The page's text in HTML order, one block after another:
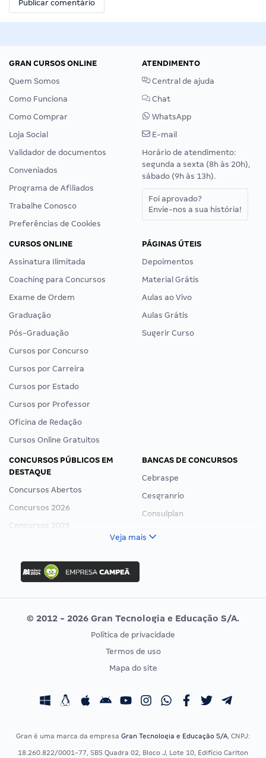
GRAN CURSOS ONLINE
Quem Somos
Como Funciona
Como Comprar
Loja Social
Validador de documentos
Conveniados
Programa de Afiliados
Trabalhe Conosco
Preferências de Cookies
ATENDIMENTO
Central de ajuda
Chat
WhatsApp
E-mail
Horário de atendimento:
segunda a sexta (8h às 20h),
sábado (9h às 13h).
Foi aprovado?
Envie-nos a sua história!
CURSOS ONLINE
Assinatura Ilimitada
Coaching para Concursos
Exame de Ordem
Graduação
Pós-Graduação
Cursos por Concurso
Cursos por Carreira
Cursos por Estado
Cursos por Professor
Oficina de Redação
Cursos Online Gratuitos
PÁGINAS ÚTEIS
Depoimentos
Material Grátis
Aulas ao Vivo
Aulas Grátis
Sugerir Curso
CONCURSOS PÚBLICOS EM
DESTAQUE
Concursos Abertos
Concursos 2026
Concursos 2025
Concurso Nacional Unificado
Concurso Ibama
Concurso MPU
Editais publicados
BANCAS DE CONCURSOS
Cebraspe
Cesgranrio
Consulplan
Vunesp
CONCURSOS POR PROFISSÃO
Concursos Fiscais
EXAME DE ORDEM
Calendário OAB
Veja mais
© 2012 - 2026 Gran Tecnologia e Educação S/A.
Política de privacidade
Termos de uso
Mapa do site
Gran é uma marca da empresa Gran Tecnologia e Educação S/A, CNPJ:
18.260.822/0001-77, SBS Quadra 02, Bloco J, Lote 10, Edifício Carlton